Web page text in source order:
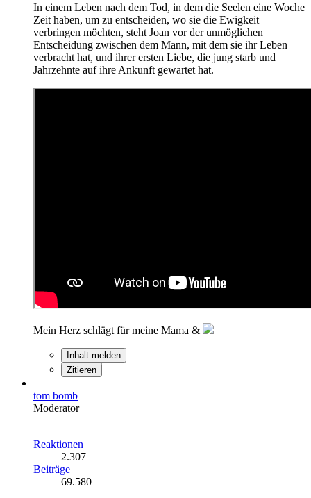
In einem Leben nach dem Tod, in dem die Seelen eine Woche
Zeit haben, um zu entscheiden, wo sie die Ewigkeit
verbringen möchten, steht Joan vor der unmöglichen
Entscheidung zwischen dem Mann, mit dem sie ihr Leben
verbracht hat, und ihrer ersten Liebe, die jung starb und
Jahrzehnte auf ihre Ankunft gewartet hat.
Mein Herz schlägt für meine Mama &
Inhalt melden
Zitieren
tom bomb
Moderator
Reaktionen
2.307
Beiträge
69.580